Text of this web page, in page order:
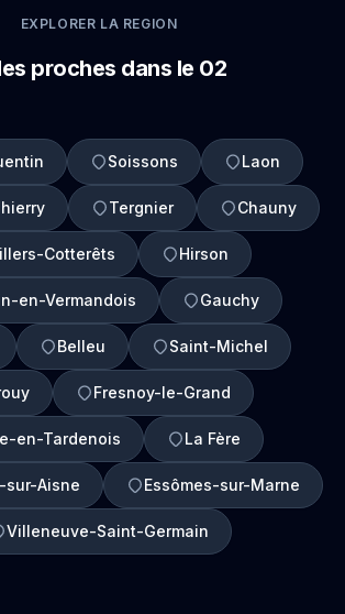
EXPLORER LA REGION
proches dans le 02
Soissons Laon
Tergnier Chauny
Cotterêts Hirson
en-Vermandois Gauchy
Belleu Saint-Michel
Fresnoy-le-Grand
en-Tardenois La Fère
Aisne Essômes-sur-Marne
Villeneuve-Saint-Germain